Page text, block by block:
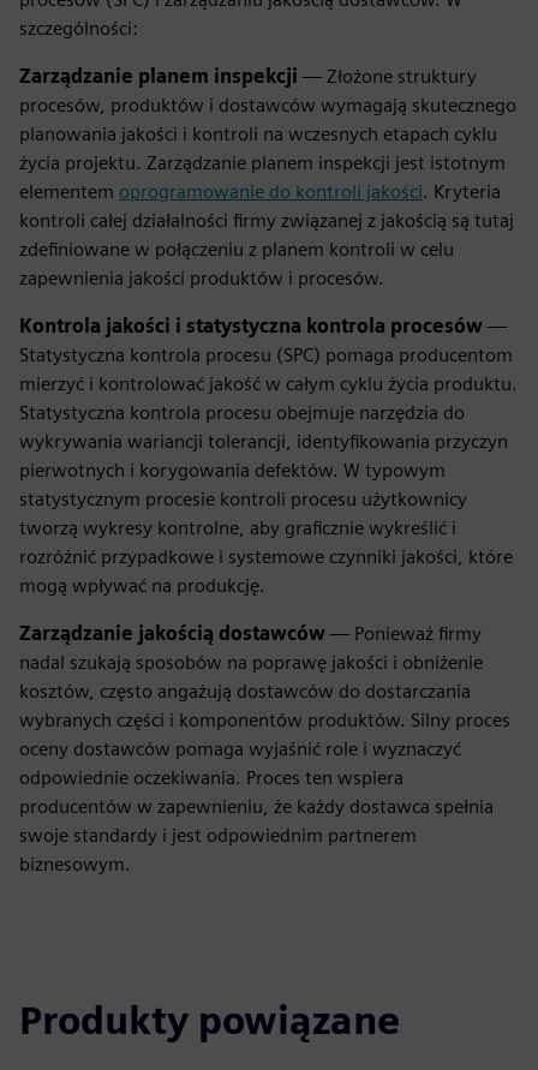
szczególności:
Zarządzanie planem inspekcji— Złożone struktury
procesów, produktów i dostawców wymagają skutecznego
planowania jakości i kontroli na wczesnych etapach cyklu
życia projektu. Zarządzanie planem inspekcji jest istotnym
elementem oprogramowanie do kontroli jakości. Kryteria
kontroli całej działalności firmy związanej z jakością są tutaj
zdefiniowane w połączeniu z planem kontroli w celu
zapewnienia jakości produktów i procesów.
Kontrola jakości i statystyczna kontrola procesów—
Statystyczna kontrola procesu (SPC) pomaga producentom
mierzyć i kontrolować jakość w całym cyklu życia produktu.
Statystyczna kontrola procesu obejmuje narzędzia do
wykrywania wariancji tolerancji, identyfikowania przyczyn
pierwotnych i korygowania defektów. W typowym
statystycznym procesie kontroli procesu użytkownicy
tworzą wykresy kontrolne, aby graficznie wykreślić i
rozróżnić przypadkowe i systemowe czynniki jakości, które
mogą wpływać na produkcję.
Zarządzanie jakością dostawców— Ponieważ firmy
nadal szukają sposobów na poprawę jakości i obniżenie
kosztów, często angażują dostawców do dostarczania
wybranych części i komponentów produktów. Silny proces
oceny dostawców pomaga wyjaśnić role i wyznaczyć
odpowiednie oczekiwania. Proces ten wspiera
producentów w zapewnieniu, że każdy dostawca spełnia
swoje standardy i jest odpowiednim partnerem
biznesowym.
Produkty powiązane